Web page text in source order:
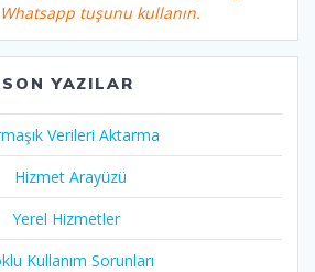
tuşunu kullanın.
SON YAZILAR
Verileri Aktarma
Hizmet Arayüzü
Yerel Hizmetler
Kullanım Sorunları